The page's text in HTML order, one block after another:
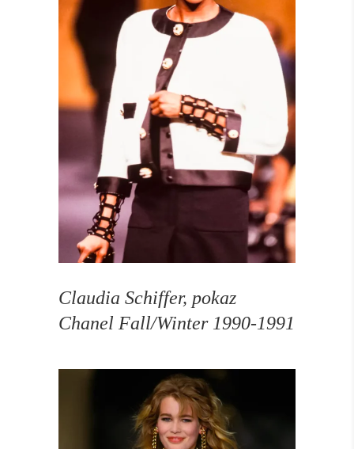
Claudia Schiffer, pokaz
Chanel Fall/Winter 1990-1991